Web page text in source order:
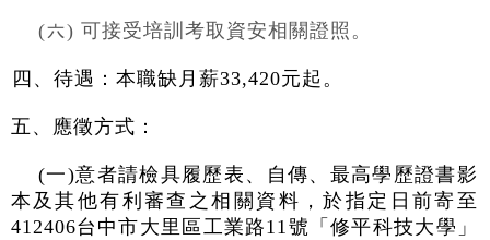
(六) 可接受培訓考取資安相關證照。
四、待遇：本職缺月薪33,420元起。
五、應徵方式：
(一)意者請檢具履歷表 、自傳、最高學歷證書影
本及其他有利審查之相關資料，於指定日前寄至
412406台中市大里區工業路11號「修平科技大學」